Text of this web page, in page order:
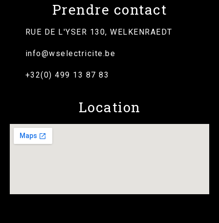
Prendre contact
RUE DE L'YSER 130, WELKENRAEDT
info@wselectricite.be
+32(0) 499 13 87 83
Location